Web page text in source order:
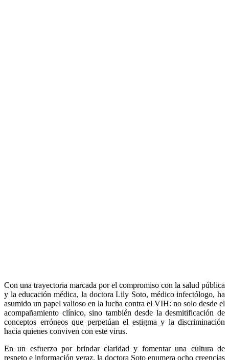
Con una trayectoria marcada por el compromiso con la salud pública
y la educación médica, la doctora Lily Soto, médico infectólogo, ha
asumido un papel valioso en la lucha contra el VIH: no solo desde el
acompañamiento clínico, sino también desde la desmitificación de
conceptos erróneos que perpetúan el estigma y la discriminación
hacia quienes conviven con este virus.
En un esfuerzo por brindar claridad y fomentar una cultura de
respeto e información veraz, la doctora Soto enumera ocho creencias